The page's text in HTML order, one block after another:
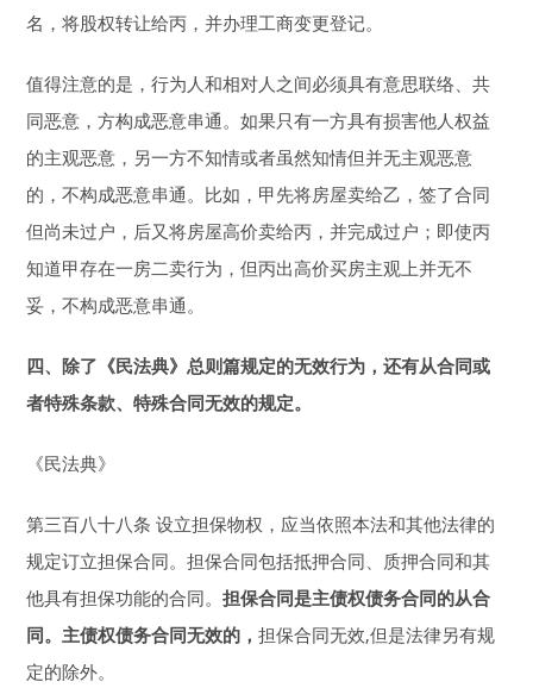
名，将股权转让给丙，并办理工商变更登记。
值得注意的是，行为人和相对人之间必须具有意思联络、共
同恶意，方构成恶意串通。如果只有一方具有损害他人权益
的主观恶意，另一方不知情或者虽然知情但并无主观恶意
的，不构成恶意串通。比如，甲先将房屋卖给乙，签了合同
但尚未过户，后又将房屋高价卖给丙，并完成过户；即使丙
知道甲存在一房二卖行为，但丙出高价买房主观上并无不
妥，不构成恶意串通。
四、除了《民法典》总则篇规定的无效行为，还有从合同或
者特殊条款、特殊合同无效的规定。
《民法典》
第三百八十八条 设立担保物权，应当依照本法和其他法律的
规定订立担保合同。担保合同包括抵押合同、质押合同和其
他具有担保功能的合同。担保合同是主债权债务合同的从合
同。主债权债务合同无效的，担保合同无效,但是法律另有规
定的除外。